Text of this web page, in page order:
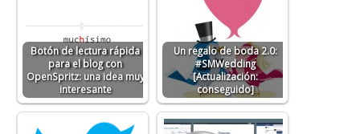
Botón de lectura rápida
para el blog con
OpenSpritz: una idea muy
interesante
Un regalo de boda 2.0:
#SMWedding
[Actualización:
conseguido]